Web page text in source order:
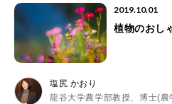
2019.10.01
植物のおし
塩尻 かおり
龍谷大学農学部教授、博士(農